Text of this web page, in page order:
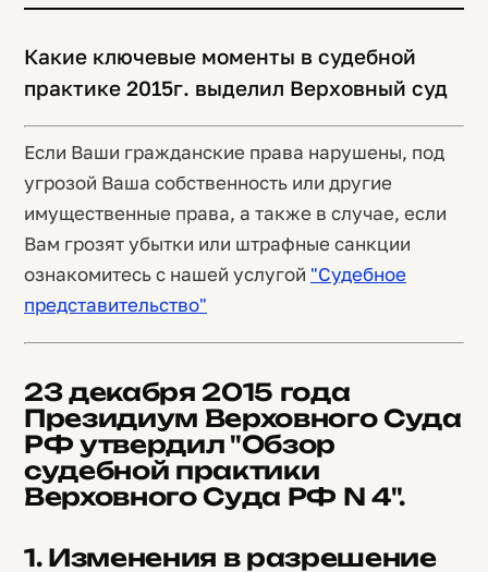
Какие ключевые моменты в судебной
практике 2015г. выделил Верховный суд
Если Ваши гражданские права нарушены, под
угрозой Ваша собственность или другие
имущественные права, а также в случае, если
Вам грозят убытки или штрафные санкции
ознакомитесь с нашей услугой "Судебное
представительство"
23 декабря 2015 года
Президиум Верховного Суда
РФ утвердил "Обзор
судебной практики
Верховного Суда РФ N 4".
1. Изменения в разрешение